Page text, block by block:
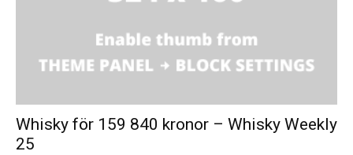
Whisky för 159 840 kronor – Whisky Weekly
25